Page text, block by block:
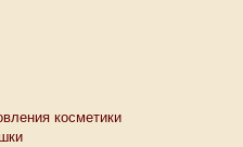
косметики